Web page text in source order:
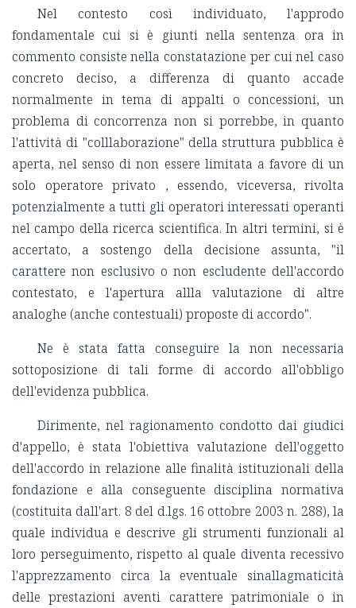
Nel contesto così individuato, l'approdo
fondamentale cui si è giunti nella sentenza ora in
commento consiste nella constatazione per cui nel caso
concreto deciso, a differenza di quanto accade
normalmente in tema di appalti o concessioni, un
problema di concorrenza non si porrebbe, in quanto
l'attività di "colllaborazione" della struttura pubblica è
aperta, nel senso di non essere limitata a favore di un
solo operatore privato , essendo, viceversa, rivolta
potenzialmente a tutti gli operatori interessati operanti
nel campo della ricerca scientifica. In altri termini, si è
accertato, a sostengo della decisione assunta, "il
carattere non esclusivo o non escludente dell'accordo
contestato, e l'apertura allla valutazione di altre
analoghe (anche contestuali) proposte di accordo".
Ne è stata fatta conseguire la non necessaria
sottoposizione di tali forme di accordo all'obbligo
dell'evidenza pubblica.
Dirimente, nel ragionamento condotto dai giudici
d'appello, è stata l'obiettiva valutazione dell'oggetto
dell'accordo in relazione alle finalità istituzionali della
fondazione e alla conseguente disciplina normativa
(costituita dall'art. 8 del d.lgs. 16 ottobre 2003 n. 288), la
quale individua e descrive gli strumenti funzionali al
loro perseguimento, rispetto al quale diventa recessivo
l'apprezzamento circa la eventuale sinallagmaticità
delle prestazioni aventi carattere patrimoniale o in